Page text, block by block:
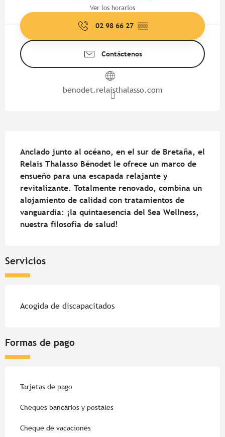
Ver los horarios
02 98 66 27 ▒▒
Contáctenos
benodet.relaisthalasso.com
Anclado junto al océano, en el sur de Bretaña, el
Relais Thalasso Bénodet le ofrece un marco de
ensueño para una escapada relajante y
revitalizante. Totalmente renovado, combina un
alojamiento de calidad con tratamientos de
vanguardia: ¡la quintaesencia del Sea Wellness,
nuestra filosofía de salud!
Servicios
Acogida de discapacitados
Formas de pago
Tarjetas de pago
Cheques bancarios y postales
Cheque de vacaciones